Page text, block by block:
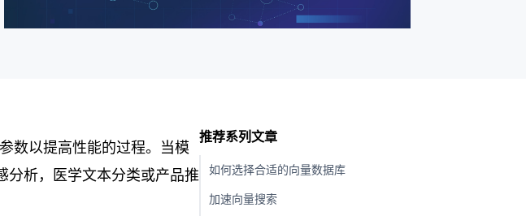
数以提高性能的过程。当模
分析，医学文本分类或产品推
推荐系列文章
如何选择合适的向量数据库
加速向量搜索